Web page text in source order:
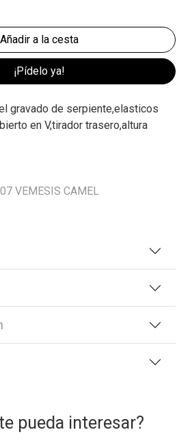
¡Pídelo ya!
gravado de serpiente,elasticos
en V,tirador trasero,altura
VEMESIS CAMEL
pueda interesar?